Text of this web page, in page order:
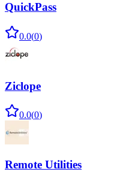
QuickPass
0.0(0)
Ziclope
0.0(0)
Remote Utilities